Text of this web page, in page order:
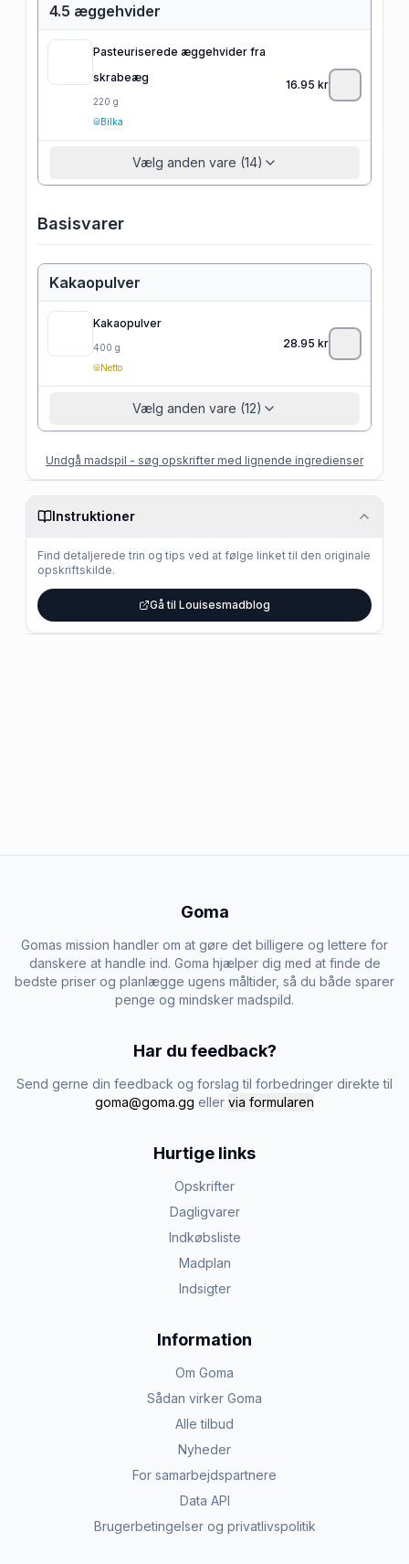
4.5 æggehvider
Pasteuriserede æggehvider fra
skrabeæg
220 g
Bilka
16.95 kr
Vælg anden vare (14)
Basisvarer
Kakaopulver
Kakaopulver
400 g
Netto
28.95 kr
Vælg anden vare (12)
Undgå madspil - søg opskrifter med lignende ingredienser
Instruktioner
Find detaljerede trin og tips ved at følge linket til den originale
opskriftskilde.
Gå til Louisesmadblog
Goma
Gomas mission handler om at gøre det billigere og lettere for
danskere at handle ind. Goma hjælper dig med at finde de
bedste priser og planlægge ugens måltider, så du både sparer
penge og mindsker madspild.
Har du feedback?
Send gerne din feedback og forslag til forbedringer direkte til
goma@goma.gg eller via formularen
Hurtige links
Opskrifter
Dagligvarer
Indkøbsliste
Madplan
Indsigter
Information
Om Goma
Sådan virker Goma
Alle tilbud
Nyheder
For samarbejdspartnere
Data API
Brugerbetingelser og privatlivspolitik